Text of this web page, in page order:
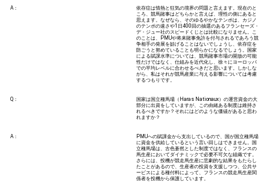
A：
依存症は情熱と狂気の境界の問題と言えます。現在のと
ころ、競馬賭事はどちらかと言えば、理性の側にあると
思えます。なぜなら、そのゆるやかなテンポは、カジノ
のテンポの速さや1日400回の抽選のあるフランセーズ・
デ・ジュー社のスピードくじとは比較になりません。こ
のことは、PMUや将来賭事免許を付与されるであろう競
争相手の発展を妨げることはないでしょうし、依存症を
防ごうと努めていることも明らかになるでしょう。国家
による賦課水準については、競馬賭事市場の開放の可能
性だけではなく、仕組みを近代化し、徐々にヨーロッパ
での平均レベルに合わせるべきだと思います。しかしな
がら、私はそれが競馬産業に与える影響については考慮
するつもりです。
Q：
国家は国立種馬場（Haras Nationaux）の運営資金の大
部分に出資をしていますが、この由緒ある制度は維持さ
れるべきですか？それにはどのような価値があると思わ
れますか？
A：
PMUへの賦課金から支出しているので、国が国立種馬場
に資金を供給しているという言い回しはできません。国
立種馬場は、古色蒼然とした制度ではなく、フランスの
馬生産においてダイナミックで必要不可欠な組織です。
さらには、投機が競走馬生産に悲劇的な結果をもたらし
たことがあるので、生産者の投資を支援しつつ、公共サ
ービスによる種付料によって、フランスの競走馬生産関
係者を投機から保護しています。